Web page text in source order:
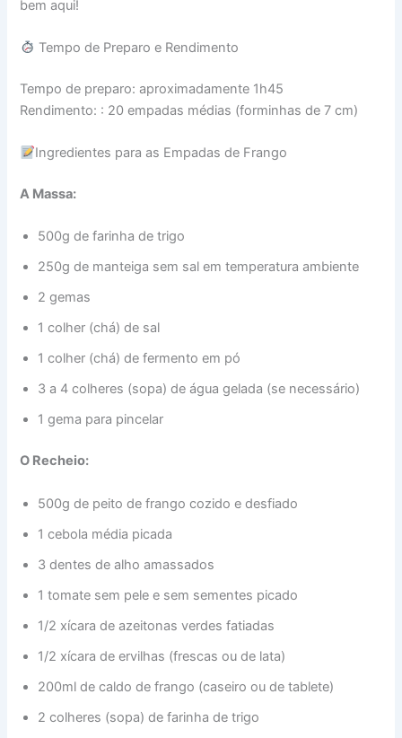
bem aqui!
Tempo de Preparo e Rendimento
Tempo de preparo: aproximadamente 1h45
Rendimento: : 20 empadas médias (forminhas de 7 cm)
Ingredientes para as Empadas de Frango
A Massa:
500g de farinha de trigo
250g de manteiga sem sal em temperatura ambiente
2 gemas
1 colher (chá) de sal
1 colher (chá) de fermento em pó
3 a 4 colheres (sopa) de água gelada (se necessário)
1 gema para pincelar
O Recheio:
500g de peito de frango cozido e desfiado
1 cebola média picada
3 dentes de alho amassados
1 tomate sem pele e sem sementes picado
1/2 xícara de azeitonas verdes fatiadas
1/2 xícara de ervilhas (frescas ou de lata)
200ml de caldo de frango (caseiro ou de tablete)
2 colheres (sopa) de farinha de trigo